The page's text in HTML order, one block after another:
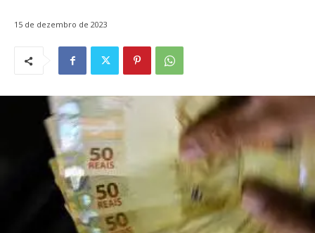
15 de dezembro de 2023